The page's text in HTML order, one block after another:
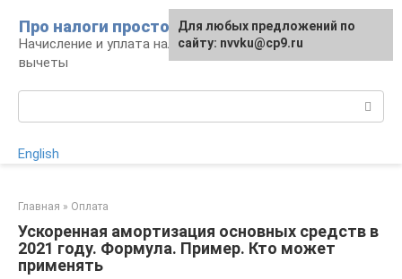
контенту
Про налоги просто
Начисление и уплата налогов, налоговые
вычеты
English
Главная » Оплата
Ускоренная амортизация основных средств в
2021 году. Формула. Пример. Кто может
применять
Для любых предложений по
сайту: nvvku@cp9.ru